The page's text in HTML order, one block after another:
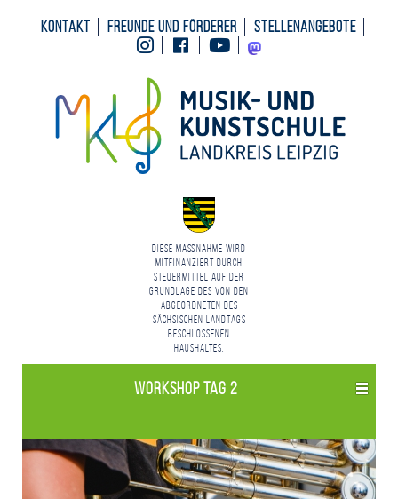
Kontakt Freunde und Förderer
Stellenangebote
InstagramFacebookYoutubeMastodon
Diese Maßnahme wird
mitfinanziert durch
Steuermittel auf der
Grundlage des von den
Abgeordneten des
Sächsischen Landtags
beschlossenen
Haushaltes.
Workshop Tag 2